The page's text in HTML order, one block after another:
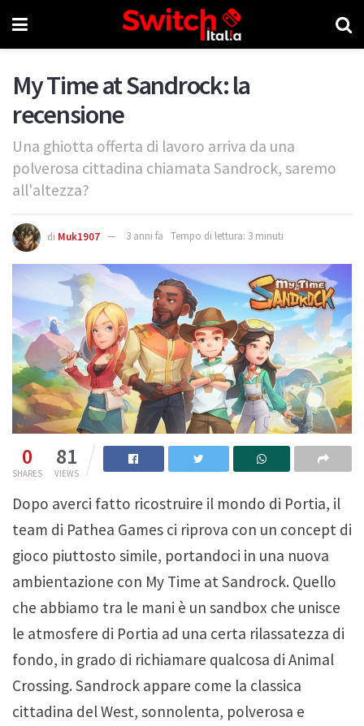
My Time at Sandrock: la
recensione
Una ghiotta offerta di lavoro arriva da una
polverosa cittadina chiamata Sandrock, saremo
all'altezza?
di Muk1907 3 anni fa Tempo di lettura: 3 minuti
0
SHARES
81
VIEWS
Dopo averci fatto ricostruire il mondo di Portia, il
team di Pathea Games ci riprova con un concept di
gioco piuttosto simile, portandoci in una nuova
ambientazione con My Time at Sandrock. Quello
che abbiamo tra le mani è un sandbox che unisce
le atmosfere di Portia ad una certa rilassatezza di
fondo, in grado di richiamare qualcosa di Animal
Crossing. Sandrock appare come la classica
cittadina del West, sonnolenta, polverosa e